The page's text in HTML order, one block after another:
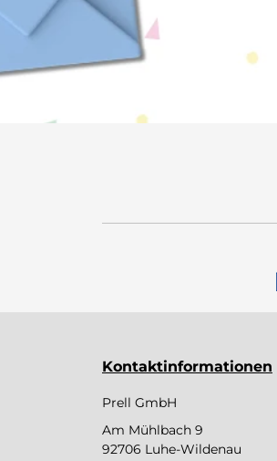
Kontaktinformationen
Prell GmbH
Am Mühlbach 9
92706 Luhe-Wildenau